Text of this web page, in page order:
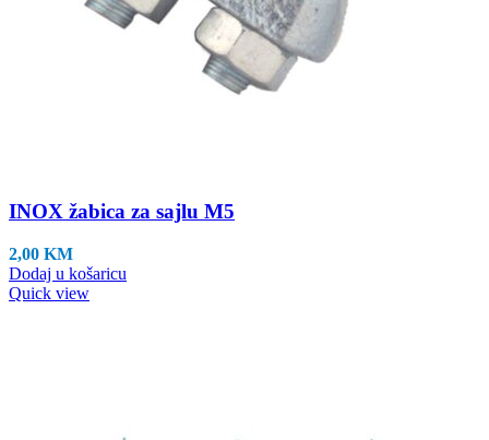
INOX žabica za sajlu M5
2,00 KM
Dodaj u košaricu
Quick view